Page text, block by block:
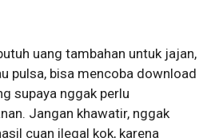
uang tambahan untuk jajan,
pulsa, bisa mencoba download
supaya nggak perlu
Jangan khawatir, nggak
cuan ilegal kok, karena